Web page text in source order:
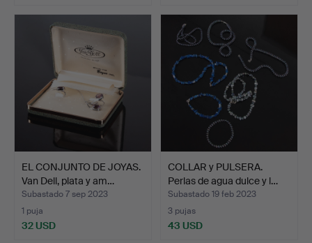
EL CONJUNTO DE JOYAS.
Van Dell, plata y am…
Subastado 7 sep 2023
1 puja
32 USD
COLLAR y PULSERA.
Perlas de agua dulce y l…
Subastado 19 feb 2023
3 pujas
43 USD